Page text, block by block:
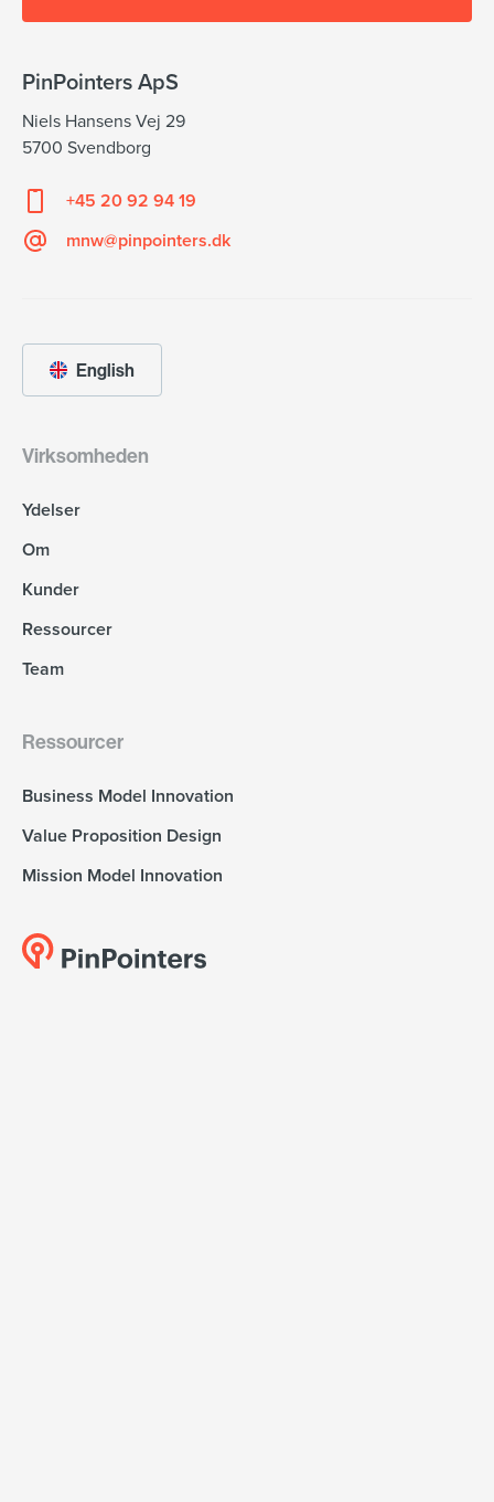
PinPointers ApS
Niels Hansens Vej 29
5700 Svendborg
+45 20 92 94 19
mnw@pinpointers.dk
Virksomheden
Ydelser
Om
Kunder
Ressourcer
Team
Ressourcer
Business Model Innovation
Value Proposition Design
Mission Model Innovation
English